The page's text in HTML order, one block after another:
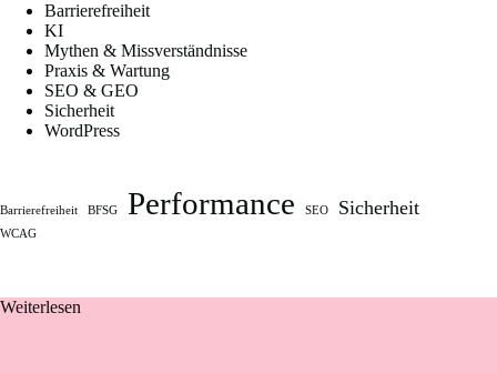
Barrierefreiheit
KI
Mythen & Missverständnisse
Praxis & Wartung
SEO & GEO
Sicherheit
WordPress
Barrierefreiheit BFSG Performance SEO Sicherheit
WCAG
Weiterlesen